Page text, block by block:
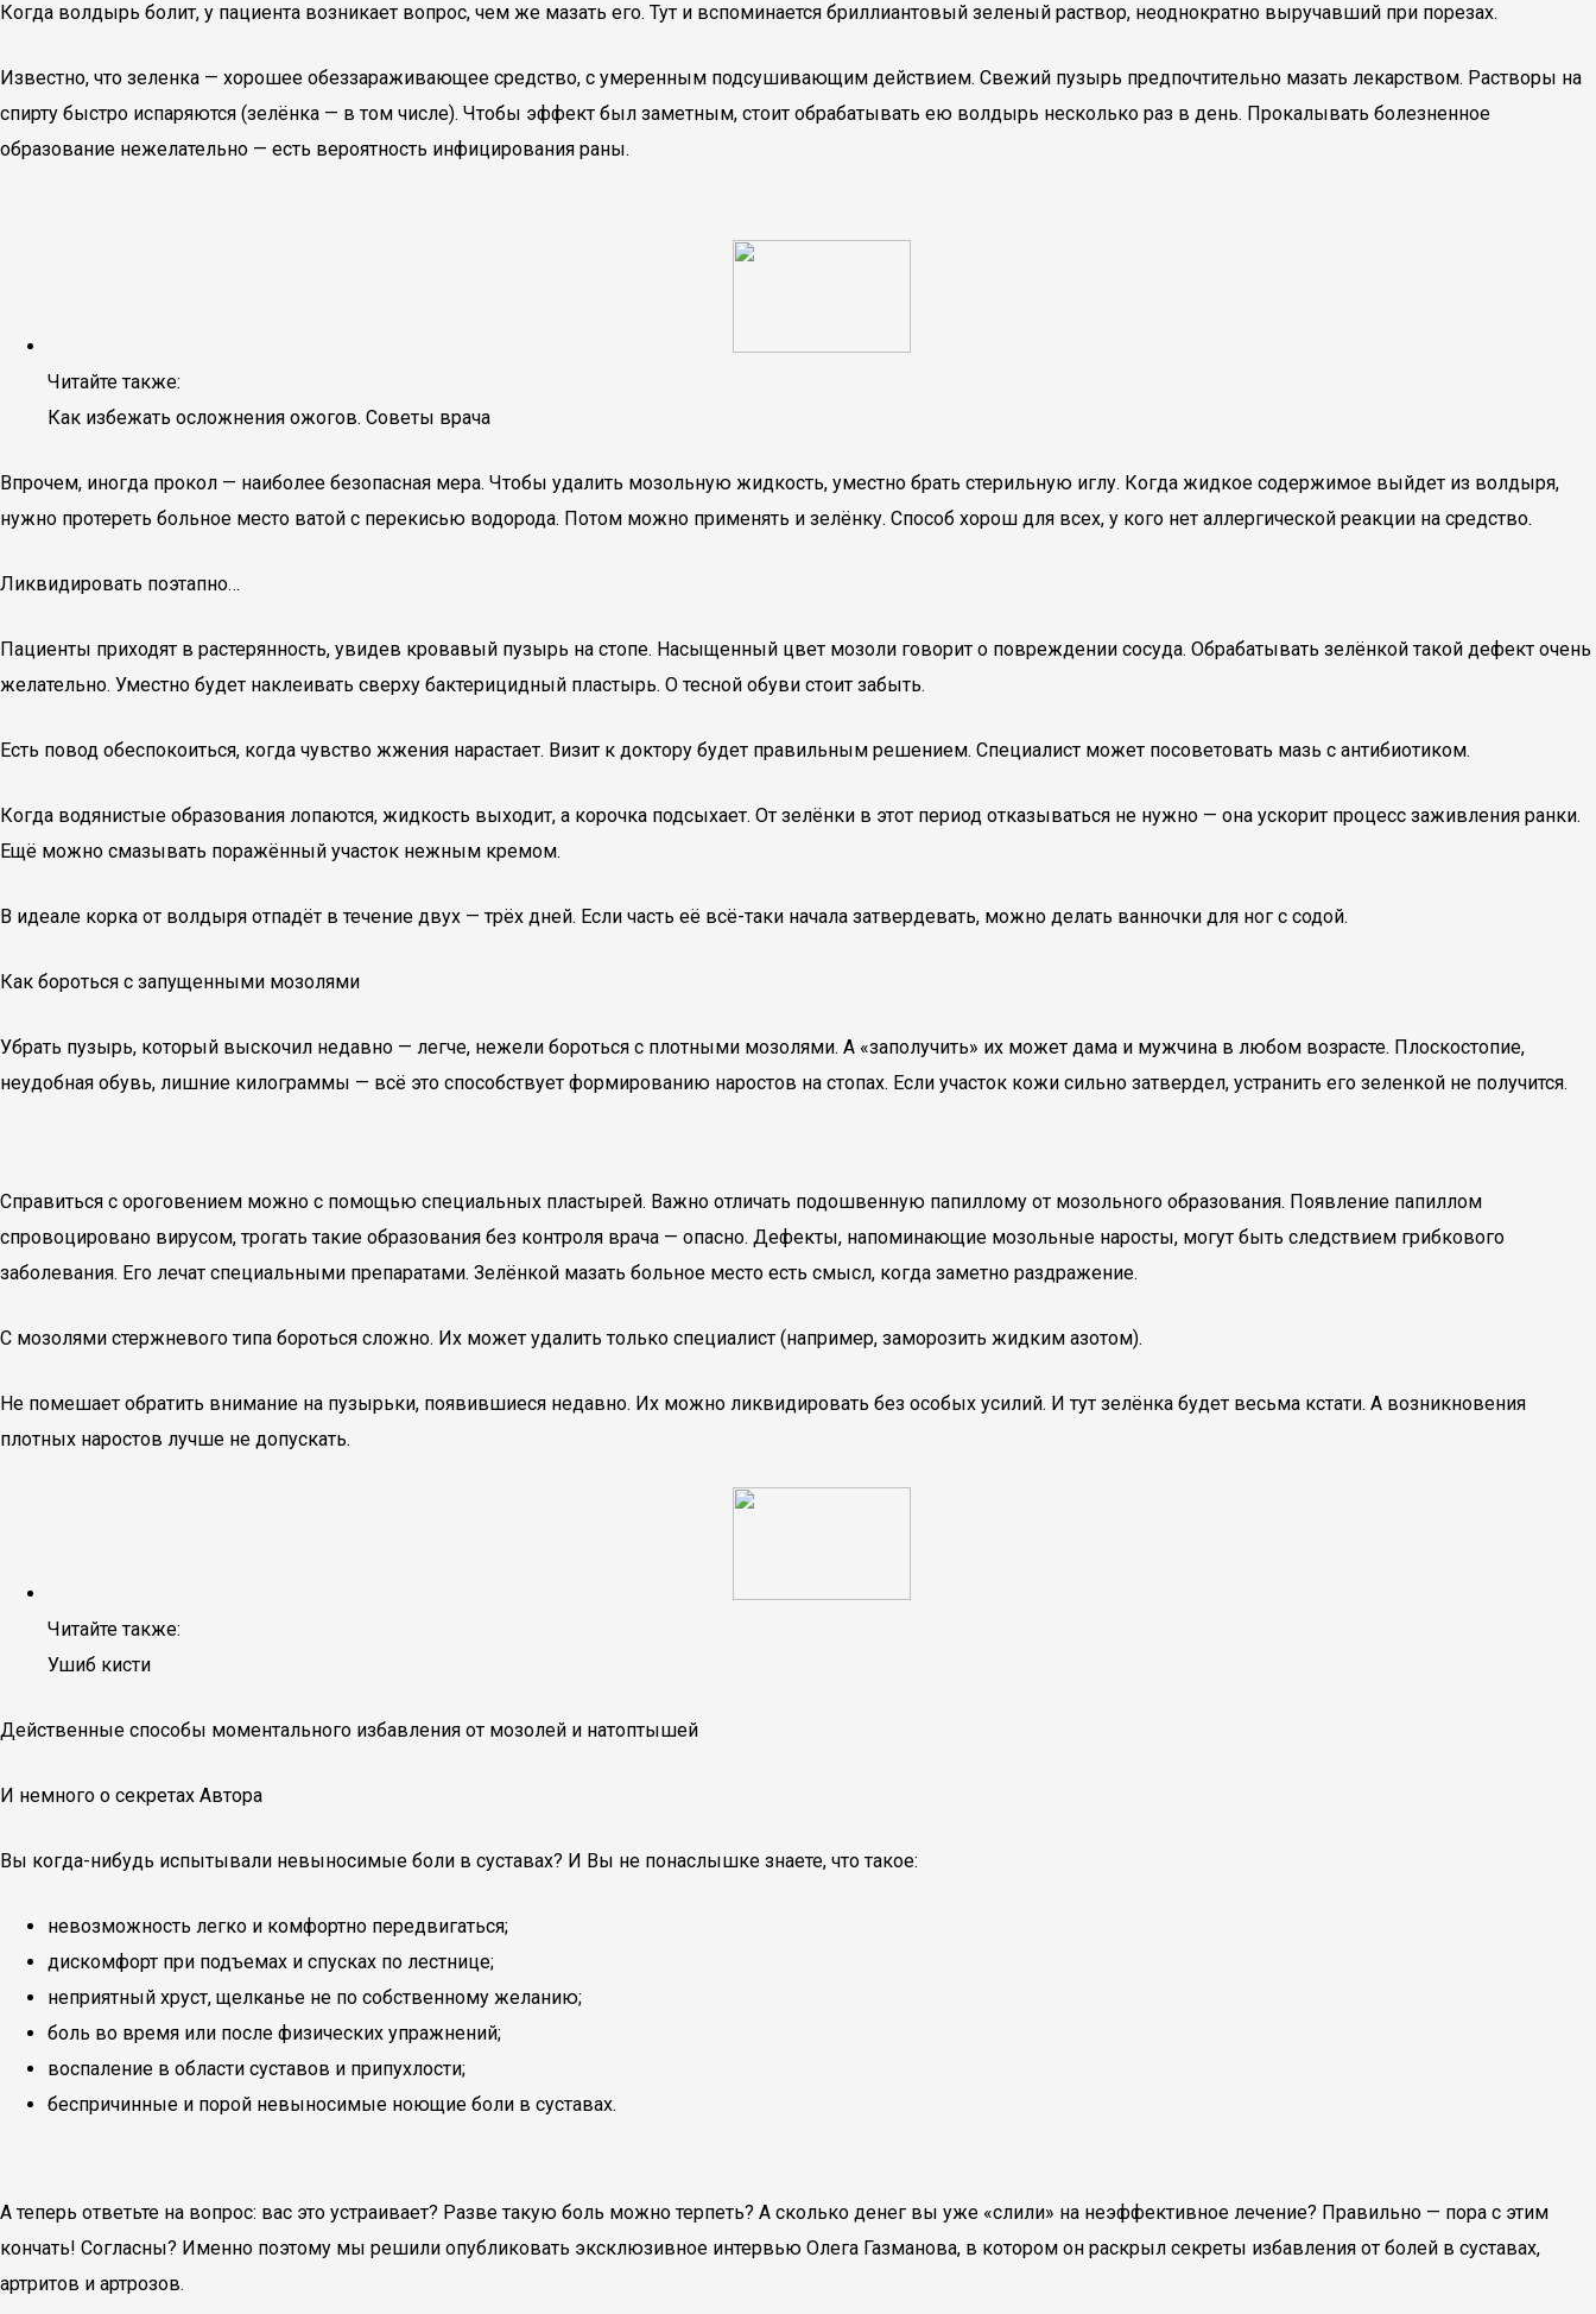
Когда волдырь болит, у пациента возникает вопрос, чем же мазать его. Тут и вспоминается бриллиантовый зеленый раствор, неоднократно выручавший при порезах.
Известно, что зеленка — хорошее обеззараживающее средство, с умеренным подсушивающим действием. Свежий пузырь предпочтительно мазать лекарством. Растворы на
спирту быстро испаряются (зелёнка — в том числе). Чтобы эффект был заметным, стоит обрабатывать ею волдырь несколько раз в день. Прокалывать болезненное
образование нежелательно — есть вероятность инфицирования раны.
Читайте также:
Как избежать осложнения ожогов. Советы врача
Впрочем, иногда прокол — наиболее безопасная мера. Чтобы удалить мозольную жидкость, уместно брать стерильную иглу. Когда жидкое содержимое выйдет из волдыря,
нужно протереть больное место ватой с перекисью водорода. Потом можно применять и зелёнку. Способ хорош для всех, у кого нет аллергической реакции на средство.
Ликвидировать поэтапно…
Пациенты приходят в растерянность, увидев кровавый пузырь на стопе. Насыщенный цвет мозоли говорит о повреждении сосуда. Обрабатывать зелёнкой такой дефект очень
желательно. Уместно будет наклеивать сверху бактерицидный пластырь. О тесной обуви стоит забыть.
Есть повод обеспокоиться, когда чувство жжения нарастает. Визит к доктору будет правильным решением. Специалист может посоветовать мазь с антибиотиком.
Когда водянистые образования лопаются, жидкость выходит, а корочка подсыхает. От зелёнки в этот период отказываться не нужно — она ускорит процесс заживления ранки.
Ещё можно смазывать поражённый участок нежным кремом.
В идеале корка от волдыря отпадёт в течение двух — трёх дней. Если часть её всё-таки начала затвердевать, можно делать ванночки для ног с содой.
Как бороться с запущенными мозолями
Убрать пузырь, который выскочил недавно — легче, нежели бороться с плотными мозолями. А «заполучить» их может дама и мужчина в любом возрасте. Плоскостопие,
неудобная обувь, лишние килограммы — всё это способствует формированию наростов на стопах. Если участок кожи сильно затвердел, устранить его зеленкой не получится.
Справиться с ороговением можно с помощью специальных пластырей. Важно отличать подошвенную папиллому от мозольного образования. Появление папиллом
спровоцировано вирусом, трогать такие образования без контроля врача — опасно. Дефекты, напоминающие мозольные наросты, могут быть следствием грибкового
заболевания. Его лечат специальными препаратами. Зелёнкой мазать больное место есть смысл, когда заметно раздражение.
С мозолями стержневого типа бороться сложно. Их может удалить только специалист (например, заморозить жидким азотом).
Не помешает обратить внимание на пузырьки, появившиеся недавно. Их можно ликвидировать без особых усилий. И тут зелёнка будет весьма кстати. А возникновения
плотных наростов лучше не допускать.
Читайте также:
Ушиб кисти
Действенные способы моментального избавления от мозолей и натоптышей
И немного о секретах Автора
Вы когда-нибудь испытывали невыносимые боли в суставах? И Вы не понаслышке знаете, что такое:
невозможность легко и комфортно передвигаться;
дискомфорт при подъемах и спусках по лестнице;
неприятный хруст, щелканье не по собственному желанию;
боль во время или после физических упражнений;
воспаление в области суставов и припухлости;
беспричинные и порой невыносимые ноющие боли в суставах.
А теперь ответьте на вопрос: вас это устраивает? Разве такую боль можно терпеть? А сколько денег вы уже «слили» на неэффективное лечение? Правильно — пора с этим
кончать! Согласны? Именно поэтому мы решили опубликовать эксклюзивное интервью Олега Газманова, в котором он раскрыл секреты избавления от болей в суставах,
артритов и артрозов.